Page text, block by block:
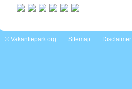
© Vakantiepark.org Sitemap Disclaimer